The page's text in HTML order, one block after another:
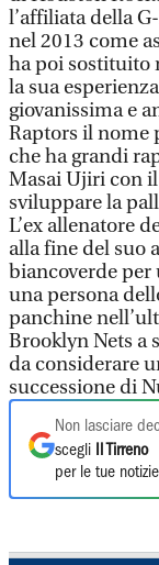
l’affiliata della
nel 2013 come
ha poi sostituito
la sua
giovanissima e
Raptors il nome
che ha grandi
Masai Ujiri con
sviluppare la
L’ex allenatore
alla fine del suo
biancoverde
una persona
panchine
Brooklyn Nets a
da considerare
successione di
Non lasciare
scegli
Il Tirreno
per le tue